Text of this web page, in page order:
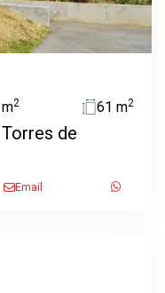
2 61 m2
de
Email